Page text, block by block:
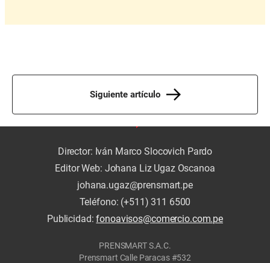
Siguiente artículo
Director: Iván Marco Slocovich Pardo
Editor Web: Johana Liz Ugaz Oscanoa
johana.ugaz@prensmart.pe
Teléfono: (+511) 311 6500
Publicidad:fonoavisos@comercio.com.pe
PRENSMART S.A.C.
Prensmart Calle Paracas #532